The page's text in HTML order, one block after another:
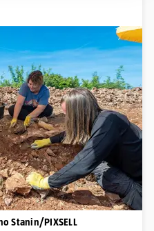
Stanin/PIXSELL